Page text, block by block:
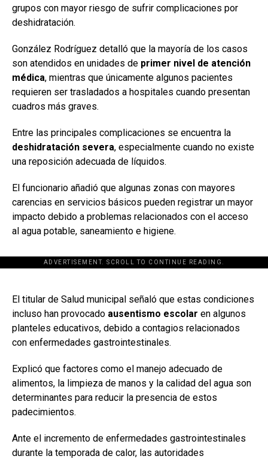
grupos con mayor riesgo de sufrir complicaciones por
deshidratación.
González Rodríguez detalló que la mayoría de los casos
son atendidos en unidades de primer nivel de atención
médica, mientras que únicamente algunos pacientes
requieren ser trasladados a hospitales cuando presentan
cuadros más graves.
Entre las principales complicaciones se encuentra la
deshidratación severa, especialmente cuando no existe
una reposición adecuada de líquidos.
El funcionario añadió que algunas zonas con mayores
carencias en servicios básicos pueden registrar un mayor
impacto debido a problemas relacionados con el acceso
al agua potable, saneamiento e higiene.
ADVERTISEMENT. SCROLL TO CONTINUE READING.
[adsforwp id="243463"]
El titular de Salud municipal señaló que estas condiciones
incluso han provocado ausentismo escolar en algunos
planteles educativos, debido a contagios relacionados
con enfermedades gastrointestinales.
Explicó que factores como el manejo adecuado de
alimentos, la limpieza de manos y la calidad del agua son
determinantes para reducir la presencia de estos
padecimientos.
Ante el incremento de enfermedades gastrointestinales
durante la temporada de calor, las autoridades